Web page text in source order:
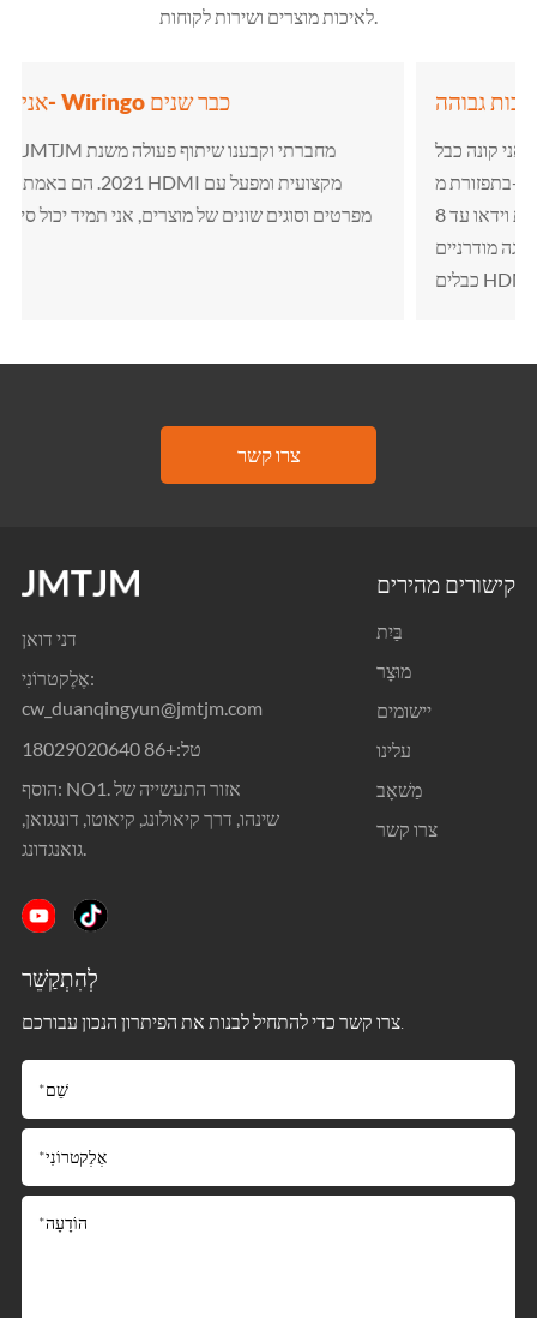
לאיכות מוצרים ושירות לקוחות.
באיכות גבוהה!
בבעלותי חנות אלקטרוניקה ולעתים קרובות אני קונה כבל HDMI
בתפזורת מ- JMTJM. אלה עובדים נהדר! JMTJM מומלץ מאוד
לתמיכה בהעברת וידאו עד 8K ורזולוציות גבוהות יותר כדי לענות
צרו קשר
דני דואן
אֶלֶקטרוֹנִי:
cw_duanqingyun@jmtjm.com
טל:+86 18029020640
הוסף: NO1. אזור התעשייה של
שינהו, דרך קיאולונג, קיאוטו, דונגגואן,
גואנגדונג.
קישורים מהירים
בַּיִת
מוּצָר
יישומים
עלינו
מַשׁאָב
צרו קשר
לְהִתְקַשֵׁר
צרו קשר כדי להתחיל לבנות את הפיתרון הנכון עבורכם.